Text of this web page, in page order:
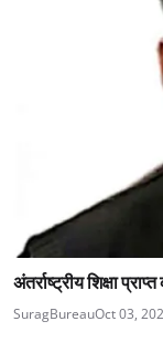
अंतर्राष्ट्रीय शिक्षा
SuragBureauOct 03,